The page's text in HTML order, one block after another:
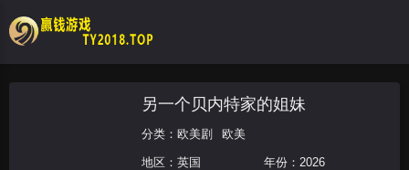
另一个贝内特家的姐妹
分类： 欧美剧 欧美
地区： 英国 年份： 2026